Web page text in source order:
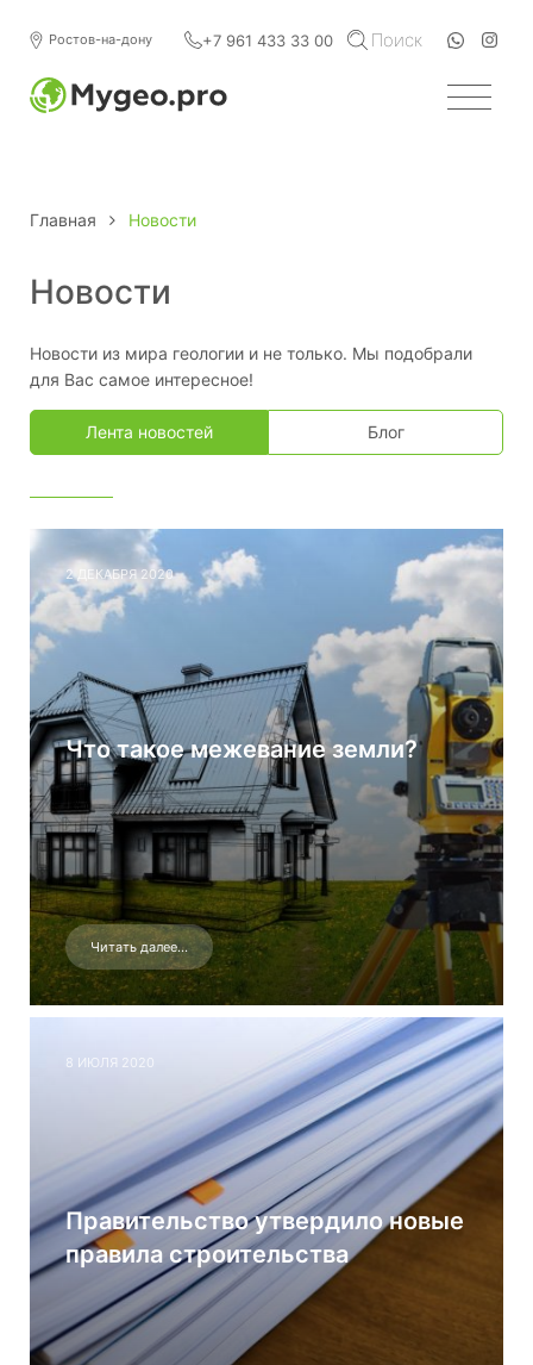
Ростов-на-дону +7 961 433 33 00 Поиск
Главная Новости
Новости
Новости из мира геологии и не только. Мы подобрали
для Вас самое интересное!
Лента новостей Блог
2 ДЕКАБРЯ 2020
Что такое межевание земли?
Читать далее...
8 ИЮЛЯ 2020
Правительство утвердило новые
правила строительства